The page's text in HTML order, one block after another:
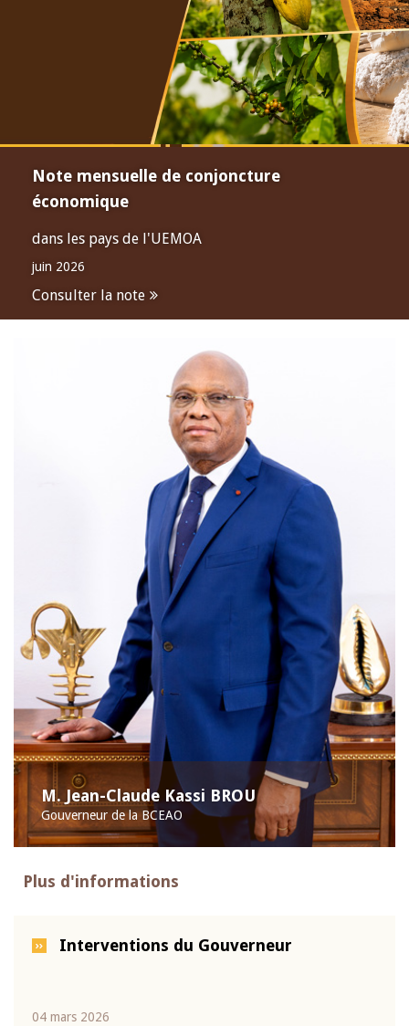
Note mensuelle de conjoncture
économique
dans les pays de l'UEMOA
juin 2026
Consulter la note
M. Jean-Claude Kassi BROU
Gouverneur de la BCEAO
Plus d'informations
Interventions du Gouverneur
04 mars 2026